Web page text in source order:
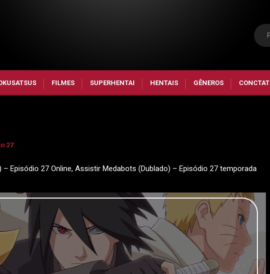
FILMES SUPERHENTAI HENTAIS GÊNEROS
27
Episódio 27 Online, Assistir Medabots (Dublado) – Episódio 27 temporada